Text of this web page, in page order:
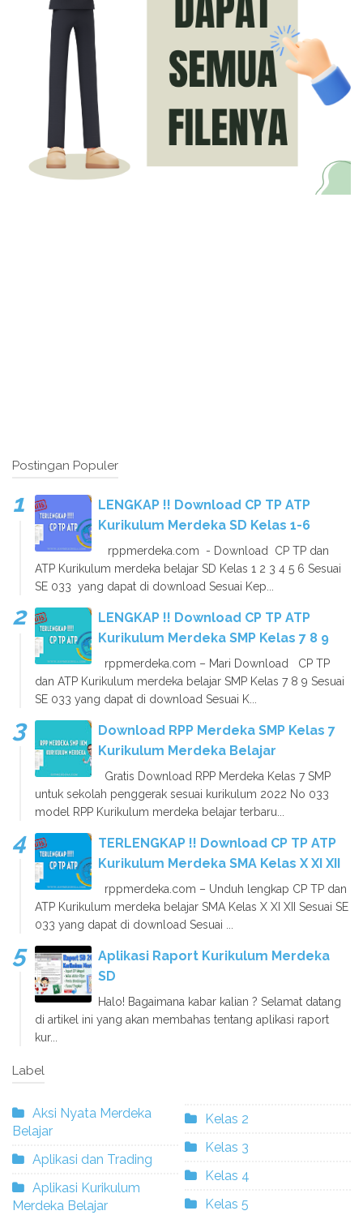
Postingan Populer
LENGKAP !! Download CP TP ATP
Kurikulum Merdeka SD Kelas 1-6
rppmerdeka.com - Download CP TP dan
ATP Kurikulum merdeka belajar SD Kelas 1 2 3 4 5 6 Sesuai
SE 033 yang dapat di download Sesuai Kep...
LENGKAP !! Download CP TP ATP
Kurikulum Merdeka SMP Kelas 7 8 9
rppmerdeka.com – Mari Download CP TP
dan ATP Kurikulum merdeka belajar SMP Kelas 7 8 9 Sesuai
SE 033 yang dapat di download Sesuai K...
Download RPP Merdeka SMP Kelas 7
Kurikulum Merdeka Belajar
Gratis Download RPP Merdeka Kelas 7 SMP
untuk sekolah penggerak sesuai kurikulum 2022 No 033
model RPP Kurikulum merdeka belajar terbaru...
TERLENGKAP !! Download CP TP ATP
Kurikulum Merdeka SMA Kelas X XI XII
rppmerdeka.com – Unduh lengkap CP TP dan
ATP Kurikulum merdeka belajar SMA Kelas X XI XII Sesuai SE
033 yang dapat di download Sesuai ...
Aplikasi Raport Kurikulum Merdeka
SD
Halo! Bagaimana kabar kalian ? Selamat datang
di artikel ini yang akan membahas tentang aplikasi raport
kur...
Label
Aksi Nyata Merdeka
Belajar
Aplikasi dan Trading
Aplikasi Kurikulum
Merdeka Belajar
Kelas 2
Kelas 3
Kelas 4
Kelas 5